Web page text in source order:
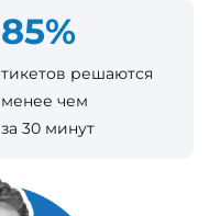
85%
тикетов решаются
менее чем
за 30 минут